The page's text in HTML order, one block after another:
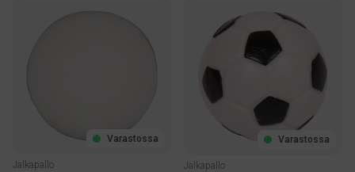
Varastossa
Jalkapallo
Varastossa
Jalkapallo